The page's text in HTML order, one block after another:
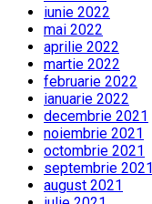
iunie 2022
mai 2022
aprilie 2022
martie 2022
februarie 2022
ianuarie 2022
decembrie 2021
noiembrie 2021
octombrie 2021
septembrie 2021
august 2021